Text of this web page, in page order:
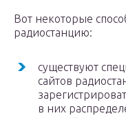
Вот некоторые
радиостанцию:
существуют
сайтов
в них